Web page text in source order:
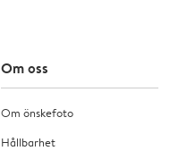
Om oss
Om önskefoto
Hållbarhet